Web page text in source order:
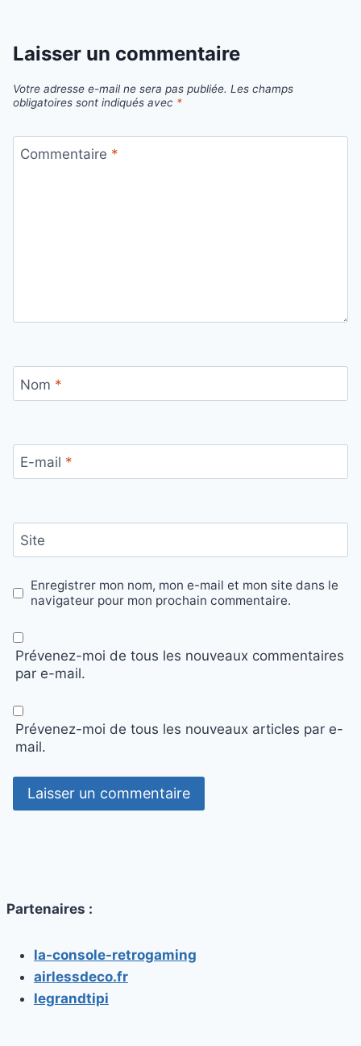
Laisser un commentaire
Votre adresse e-mail ne sera pas publiée. Les champs
obligatoires sont indiqués avec *
Commentaire *
Nom *
E-mail *
Site
Enregistrer mon nom, mon e-mail et mon site dans le
navigateur pour mon prochain commentaire.
Prévenez-moi de tous les nouveaux commentaires
par e-mail.
Prévenez-moi de tous les nouveaux articles par e-
mail.
Partenaires :
la-console-retrogaming
airlessdeco.fr
legrandtipi